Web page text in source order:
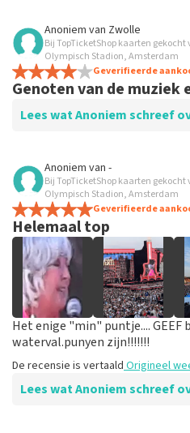
Beoordeling van Anoniem over
Prima
De ervaring met top ticket
aanmerkingen op
Anoniem van Zwolle
Bij TopTicketShop kaarten
Olympisch Stadion, Amsterdam
Geverifieerde
Genoten van de muziek
Lees wat Anoniem schreef
Beoordeling van Anoniem over
Gewoon goed
Anoniem van -
Bij TopTicketShop kaarten
Olympisch Stadion, Amsterdam
Geverifieerde
Helemaal top
Het enige "min" puntje.... GEEF
waterval.punyen zijn!!!!!!!
De recensie is vertaald Origineel
Lees wat Anoniem schreef